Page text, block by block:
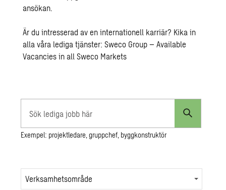
ansökan.
Är du intresserad av en internationell karriär? Kika in
alla våra lediga tjänster:Sweco Group – Available
Vacancies in all Sweco Markets
Sök
lediga
Exempel: projektledare, gruppchef, byggkonstruktör
Verksamhetsområde